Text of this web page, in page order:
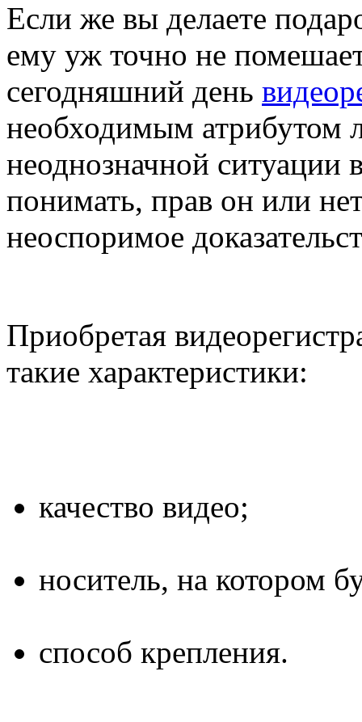
Если же вы делаете
ему уж точно не
сегодняшний день
необходимым атрибутом
неоднозначной ситуации
понимать, прав он или
неоспоримое
Приобретая
такие характеристики:
качество видео;
носитель, на котором
способ крепления.